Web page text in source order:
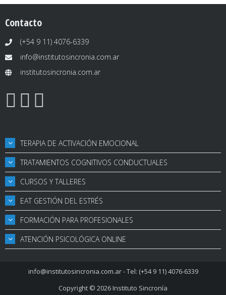
Contacto
(+54 9 11) 4076-6339
info@institutosincronia.com.ar
institutosincronia.com.ar
TERAPIA DE ACTIVACIÓN EMOCIONAL
TRATAMIENTOS COGNITIVOS CONDUCTUALES
CURSOS Y TALLERES
EAT GESTIÓN DEL ESTRÉS
FORMACIÓN PARA PROFESIONALES
ATENCIÓN PSICOLÓGICA ONLINE
info@institutosincronia.com.ar- Tel: (+54 9 11) 4076-6339
Copyright © 2026Instituto Sincronía